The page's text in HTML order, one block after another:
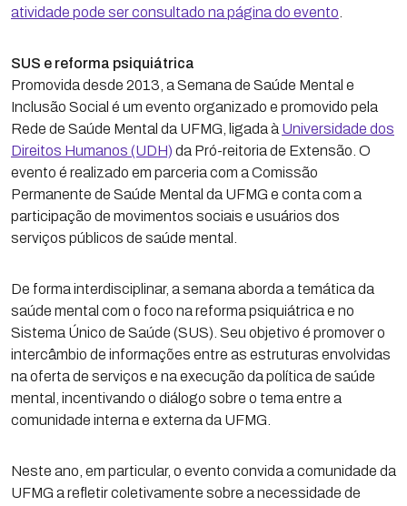
atividade pode ser consultado na página do evento
SUS e reforma psiquiátrica
Promovida desde 2013, a Semana de Saúde Mental e
Inclusão Social é um evento organizado e promovido pela
Rede de Saúde Mental da UFMG, ligada à Universidade dos
Direitos Humanos (UDH) da Pró-reitoria de Extensão. O
evento é realizado em parceria com a Comissão
Permanente de Saúde Mental da UFMG e conta com a
participação de movimentos sociais e usuários dos
serviços públicos de saúde mental.
De forma interdisciplinar, a semana aborda a temática da
saúde mental com o foco na reforma psiquiátrica e no
Sistema Único de Saúde (SUS). Seu objetivo é promover o
intercâmbio de informações entre as estruturas envolvidas
na oferta de serviços e na execução da política de saúde
mental, incentivando o diálogo sobre o tema entre a
comunidade interna e externa da UFMG.
Neste ano, em particular, o evento convida a comunidade da
UFMG a refletir coletivamente sobre a necessidade de